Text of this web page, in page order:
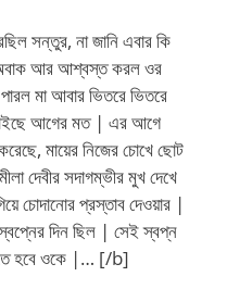
সন্তুর, না জানি এবার কি
আর আশ্বস্ত করল ওর
মা আবার ভিতরে ভিতরে
চাইছে আগের মত | এর আগে
মায়ের নিজের চোখে ছোট
দেবীর সদাগম্ভীর মুখ দেখে
চোদানোর প্রস্তাব দেওয়ার |
দিন ছিল | সেই স্বপ্ন
হবে ওকে |… [/b]